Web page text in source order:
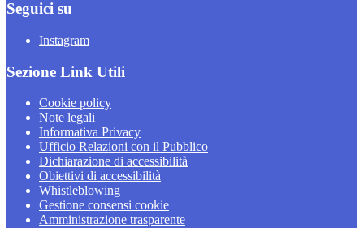
Seguici su
Instagram
Sezione Link Utili
Cookie policy
Note legali
Informativa Privacy
Ufficio Relazioni con il Pubblico
Dichiarazione di accessibilità
Obiettivi di accessibilità
Whistleblowing
Gestione consensi cookie
Amministrazione trasparente